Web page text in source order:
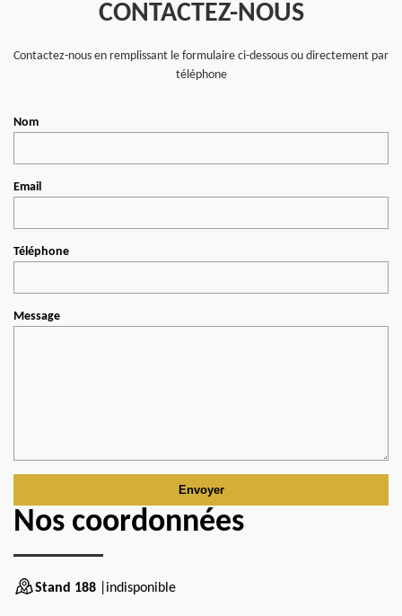
CONTACTEZ-NOUS
Contactez-nous en remplissant le formulaire ci-dessous ou directement par
téléphone
Nom
Email
Téléphone
Message
Nos coordonnées
Stand 188 |indisponible